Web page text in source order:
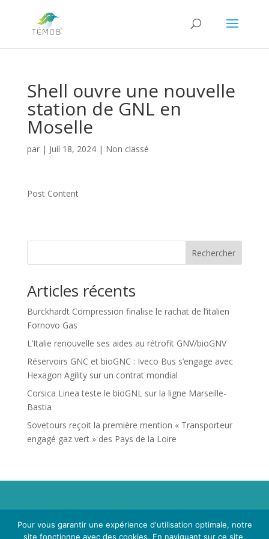
Shell ouvre une nouvelle
station de GNL en
Moselle
par | Juil 18, 2024| Non classé
Post Content
Rechercher
Articles récents
Burckhardt Compression finalise le rachat de l’italien
Fornovo Gas
L’Italie renouvelle ses aides au rétrofit GNV/bioGNV
Réservoirs GNC et bioGNC : Iveco Bus s’engage avec
Hexagon Agility sur un contrat mondial
Corsica Linea teste le bioGNL sur la ligne Marseille-
Bastia
Sovetours reçoit la première mention « Transporteur
engagé gaz vert » des Pays de la Loire
Propriété de Territoire d'Energie Lot-et-Garonne. Voir
Mentions LégalesetPolitique de Confidentialité.
Pour vous garantir une expérience d'utilisation optimale, notre
site fonctionne avec des cookies. En naviguant sur ce site,